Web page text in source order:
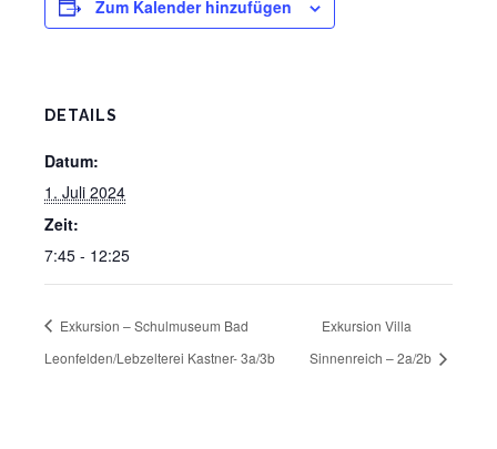
Zum Kalender hinzufügen
DETAILS
Datum:
1. Juli 2024
Zeit:
7:45 - 12:25
Exkursion – Schulmuseum Bad
Leonfelden/Lebzelterei Kastner- 3a/3b
Exkursion Villa
Sinnenreich – 2a/2b